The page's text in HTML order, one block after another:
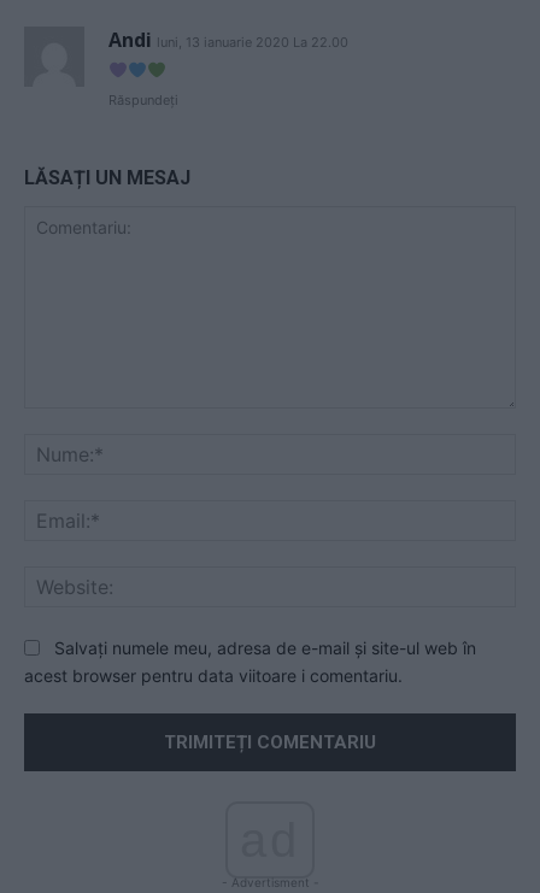
Andi luni, 13 ianuarie 2020 La 22.00
Răspundeți
LĂSAȚI UN MESAJ
Salvați numele meu, adresa de e-mail și site-ul web în
acest browser pentru data viitoare i comentariu.
- Advertisment -